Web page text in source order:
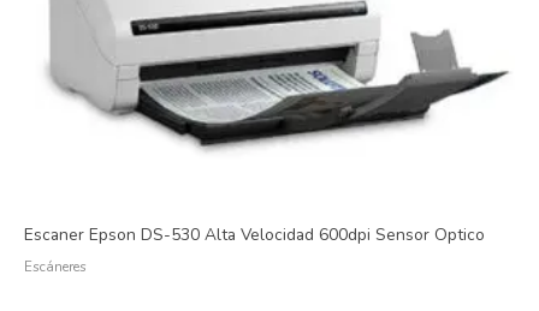
Escaner Epson DS-530 Alta Velocidad 600dpi Sensor Optico
Escáneres